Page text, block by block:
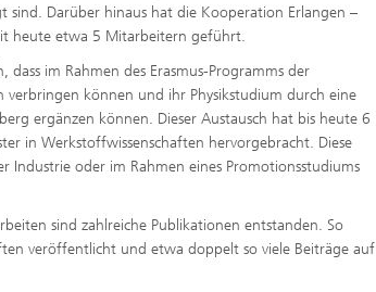
sind. Darüber hinaus hat die Kooperation Erlangen –
heute etwa 5 Mitarbeitern geführt.
im Rahmen des Erasmus-Programms der
verbringen können und ihr Physikstudium durch eine
ergänzen können. Dieser Austausch hat bis heute 6
in Werkstoffwissenschaften hervorgebracht. Diese
Industrie oder im Rahmen eines Promotionsstudiums
sind zahlreiche Publikationen entstanden. So
veröffentlicht und etwa doppelt so viele Beiträge auf